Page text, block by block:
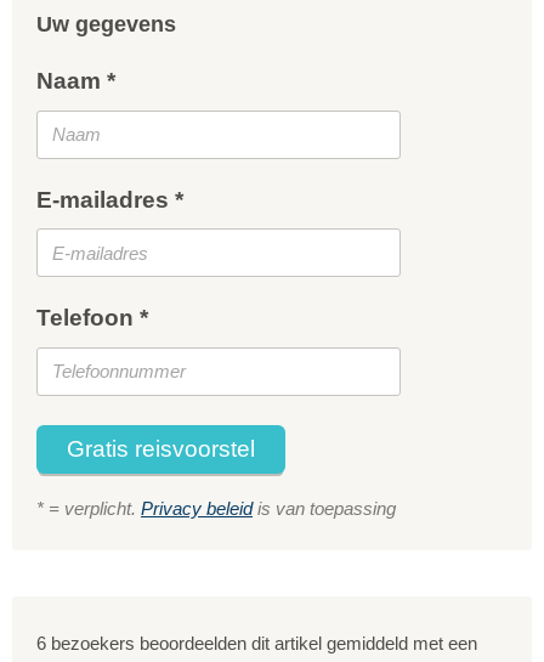
Uw gegevens
Naam *
E-mailadres *
Telefoon *
Gratis reisvoorstel
* = verplicht. Privacy beleidis van toepassing
6 bezoekers beoordeelden dit artikel gemiddeld met een